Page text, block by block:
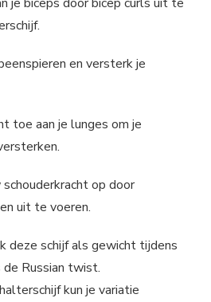
en versterk je
toe aan je lunges om je
op door
uit te voeren.
deze schijf als gewicht tijdens
Russian twist.
kun je variatie